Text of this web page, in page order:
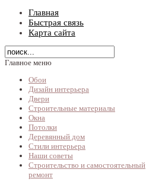
Главная
Быстрая связь
Карта сайта
Главное меню
Обои
Дизайн интерьера
Двери
Строительные материалы
Окна
Потолки
Деревянный дом
Стили интерьера
Наши советы
Строительство и самостоятельный
ремонт